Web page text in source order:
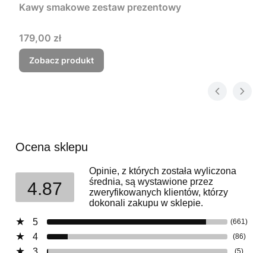
Kawy smakowe zestaw prezentowy
Cena
179,00 zł
Zobacz produkt
Ocena sklepu
4.87
Opinie, z których została wyliczona
średnia, są wystawione przez
zweryfikowanych klientów, którzy
dokonali zakupu w sklepie.
5
(661)
4 (86)
(5)